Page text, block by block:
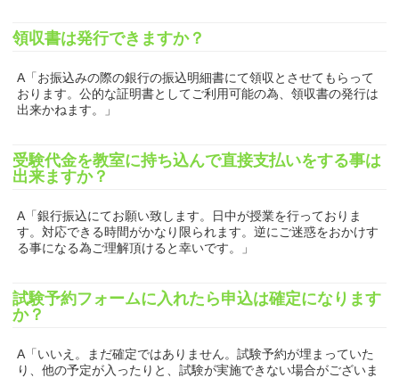
領収書は発行できますか？
A「お振込みの際の銀行の振込明細書にて領収とさせてもらって
おります。公的な証明書としてご利用可能の為、領収書の発行は
出来かねます。」
受験代金を教室に持ち込んで直接支払いをする事は
出来ますか？
A「銀行振込にてお願い致します。日中が授業を行っておりま
す。対応できる時間がかなり限られます。逆にご迷惑をおかけす
る事になる為ご理解頂けると幸いです。」
試験予約フォームに入れたら申込は確定になります
か？
A「いいえ。まだ確定ではありません。試験予約が埋まっていた
り、他の予定が入ったりと、試験が実施できない場合がございま